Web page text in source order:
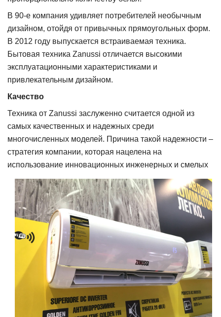
В 90-е компания удивляет потребителей необычным
дизайном, отойдя от привычных прямоугольных форм.
В 2012 году выпускается встраиваемая техника.
Бытовая техника Zanussi отличается высокими
эксплуатационными характеристиками и
привлекательным дизайном.
Качество
Техника от Zanussi заслуженно считается одной из
самых качественных и надежных среди
многочисленных моделей. Причина такой надежности –
стратегия компании, которая нацелена на
использование инновационных инженерных и смелых